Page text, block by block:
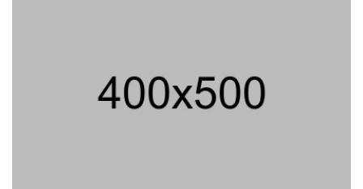
04/08/2026 22:54 WIB || MAKRO/MIKRO
Eksepsinya Diterima Hakim, Dokter